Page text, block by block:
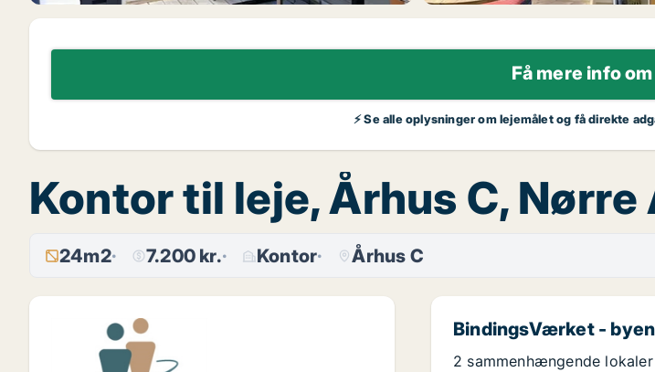
Få mere info
⚡ Se alle oplysninger om lejemålet og få direkte
Kontor til leje, Århus C, Nørre
24m2 7.200 kr. Kontor Århus C
BindingsVærket -
2 sammenhængende